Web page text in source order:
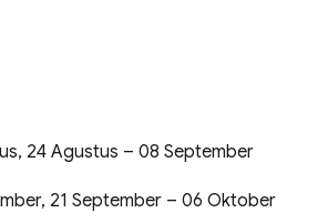
24 Agustus – 08 September
21 September – 06 Oktober